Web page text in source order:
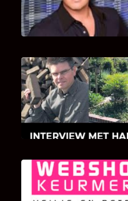
van Bricks and Stones
INTERVIEW MET
Hoe Bricks and Stones
Hans Boerema motiveert
klinkers en
KLANT
We zijn er zeer op gesteld